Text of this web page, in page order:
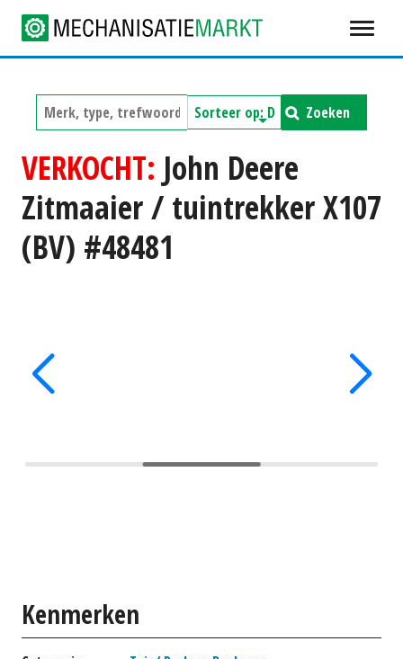
Zoeken
VERKOCHT: John Deere
Zitmaaier / tuintrekker X107
(BV) #48481
Kenmerken